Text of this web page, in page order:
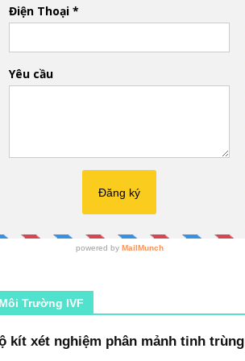
Trường IVF
kít xét nghiệm phân mảnh tinh trùng